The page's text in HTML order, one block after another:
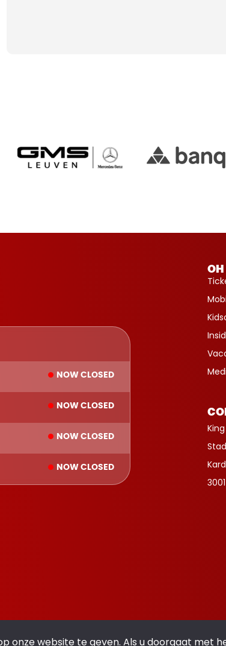
NOW CLOSED
NOW CLOSED
NOW CLOSED
NOW CLOSED
OH
onze website te geven. Als u doorgaat met